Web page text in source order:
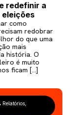
redefinir a
eleições
como
redobrar
do que uma
mais
história. O
é muito
ficam […]
Relatórios